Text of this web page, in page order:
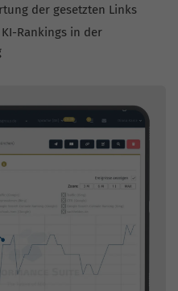
der gesetzten Links
Rankings in der